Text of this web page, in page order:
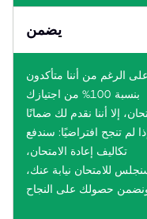
يضمن
على الرغم من أننا متأكدون
بنسبة 100% من اجتيازك
إلا أننا نقدم لك ضمانًا
لم تنجح افتراضيًا: سندفع
تكاليف إعادة الامتحان،
للامتحان نيابة عنك،